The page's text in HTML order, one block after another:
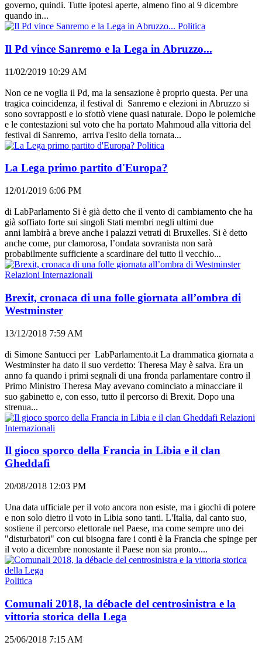
governo, quindi. Tutte ipotesi aperte, almeno fino al 9 dicembre
quando in...
Politica
Il Pd vince Sanremo e la Lega in Abruzzo...
11/02/2019 10:29 AM
Non ce ne voglia il Pd, ma la sensazione è proprio questa. Per una
tragica coincidenza, il festival di Sanremo e elezioni in Abruzzo si
sono sovrapposti e lo sfottò viene quasi naturale. Dopo le polemiche
e le contestazioni sul voto che ha portato Mahmoud alla vittoria del
festival di Sanremo, arriva l'esito della tornata...
Politica
La Lega primo partito d'Europa?
12/01/2019 6:06 PM
di LabParlamento Si è già detto che il vento di cambiamento che ha
già soffiato forte sui singoli Stati membri negli ultimi due
anni lambirà a breve anche i palazzi vetrati di Bruxelles. Si è detto
anche come, pur clamorosa, l’ondata sovranista non sarà
probabilmente sufficiente a scardinare del tutto il vecchio...
Relazioni Internazionali
Brexit, cronaca di una folle giornata all’ombra di
Westminster
13/12/2018 7:59 AM
di Simone Santucci per LabParlamento.it La drammatica giornata a
Westminster ha dato il suo verdetto: Theresa May è salva. Era un
anno fa quando i primi segnali di una fronda parlamentare contro il
Primo Ministro Theresa May avevano cominciato a minacciare il
suo gabinetto e, con esso, tutto il percorso di Brexit. Dopo una
strenua...
Relazioni
Internazionali
Il gioco sporco della Francia in Libia e il clan
Gheddafi
20/08/2018 12:03 PM
Una data ufficiale per il voto ancora non esiste, ma i giochi di potere
e non solo dietro il voto in Libia sono tanti. L'Italia, dal canto suo,
sostiene il percorso elettorale nel Paese, ma come sempre uno dei
"disturbatori" con cui bisogna fare i conti è la Francia che spinge per
il voto a dicembre nonostante il Paese non sia pronto....
Politica
Comunali 2018, la débacle del centrosinistra e la
vittoria storica della Lega
25/06/2018 7:15 AM